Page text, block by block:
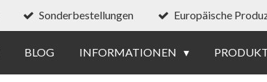
Sonderbestellungen Europäische
BLOG INFORMATIONEN